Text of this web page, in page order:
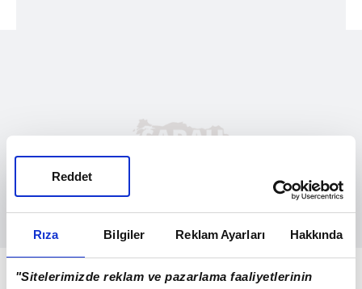
Rıza Bilgiler Reklam Ayarları Hakkında
"Sitelerimizde reklam ve pazarlama faaliyetlerinin
Reddet
Olayın ardından olası yeni bir gerginliğin